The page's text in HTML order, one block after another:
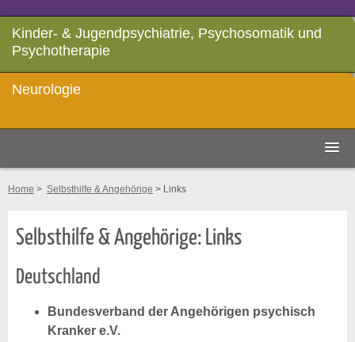
Kinder- & Jugendpsychiatrie, Psychosomatik und
Psychotherapie
Neurologie
Home > Selbsthilfe & Angehörige > Links
Selbsthilfe & Angehörige: Links
Deutschland
Bundesverband der Angehörigen psychisch
Kranker e.V.